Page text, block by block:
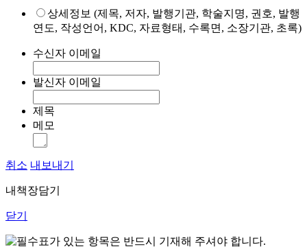
상세정보 (제목, 저자, 발행기관, 학술지명, 권호, 발행
연도, 작성언어, KDC, 자료형태, 수록면, 소장기관, 초록)
수신자 이메일
발신자 이메일
제목
메모
취소 내보내기
내책장담기
닫기
표가 있는 항목은 반드시 기재해 주셔야 합니다.